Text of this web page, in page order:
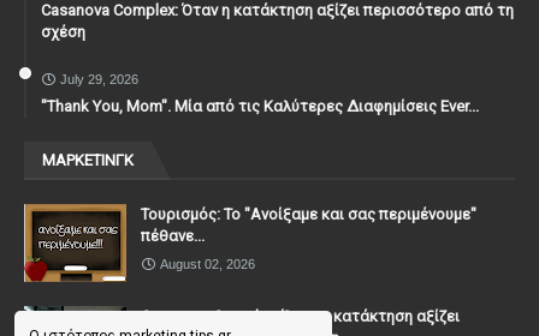
Casanova Complex: Όταν η κατάκτηση αξίζει περισσότερο από τη
σχέση
July 29, 2026
"Thank You, Mοm". Μία από τις Καλύτερες Διαφημίσεις Ever...
ΜΑΡΚΕΤΙΝΓΚ
Τουρισμός: Το "Ανοίξαμε και σας περιμένουμε"
πέθανε...
August 02, 2026
Casanova Complex: Όταν η κατάκτηση αξίζει